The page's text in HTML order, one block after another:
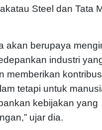
Steel dan Tata
akan berupaya
industri
memberikan
tetapi untuk
kebijakan yang
ujar dia.